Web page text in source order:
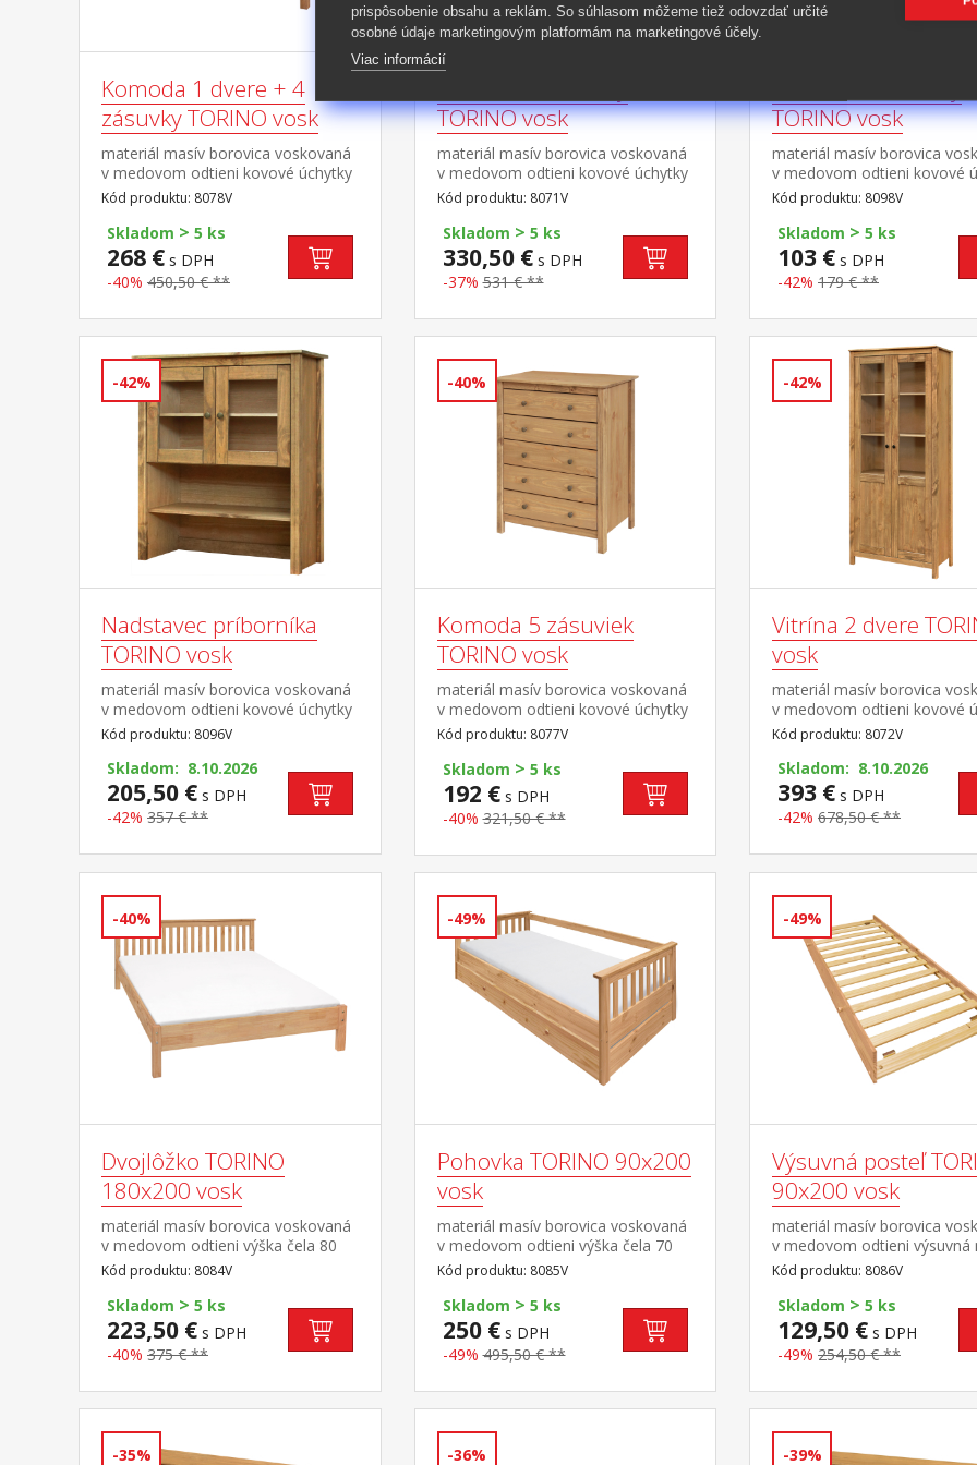
Komoda 1 dvere + 4
zásuvky TORINO vosk
materiál masív borovica voskovaná
v medovom odtieni kovové úchytky
vo farebnom prevedení černená
mosadz 1 dvierka a 4 zásuvky s
kovovými pojazdmi
Kód produktu: 8078V
Skladom > 5 ks
268 € s DPH
-40% 450,50 € **
TORINO vosk
materiál masív borovica voskovaná
v medovom odtieni kovové úchytky
vo farebnom prevedení černená
mosadz tri police, dve zásuvky s
kovovými pojazdmi
Kód produktu: 8071V
Skladom > 5 ks
330,50 €s DPH
-37% 531 € **
TORINO vosk
materiál masív borovica
v medovom odtieni kovové
vo farebnom prevedení
mosadz 4 zásuvky s
pojazdmi
Kód produktu: 8098V
Skladom > 5 ks
103 € s DPH
-42% 179 € **
-42%
Nadstavec príborníka
TORINO vosk
materiál masív borovica voskovaná
v medovom odtieni kovové úchytky
vo farebnom prevedení černená
mosadz 2 presklené dvere, 1
polica nadstavec príborníka 8095V
Kód produktu: 8096V
Skladom: 8.10.2026
205,50 € s DPH
-42% 357 € **
-40%
Komoda 5 zásuviek
TORINO vosk
materiál masív borovica voskovaná
v medovom odtieni kovové úchytky
vo farebnom prevedení černená
mosadz päť zásuviek s kovovými
pojazdmi
Kód produktu: 8077V
Skladom > 5 ks
192 €s DPH
-40% 321,50 € **
-42%
Vitrína 2 dvere
vosk
materiál masív borovica
v medovom odtieni kovové
vo farebnom prevedení
mosadz dvoje čiastočne
dvere, štyri police
Kód produktu: 8072V
Skladom: 8.10.2026
393 € s DPH
-42% 678,50 € **
-40%
Dvojlôžko TORINO
180x200 vosk
materiál masív borovica voskovaná
v medovom odtieni výška čela 80
cm, výška sedu 38 cm, cena bez
roštu a matraca minimálna
odporúčaná výška matraca 15
cm odporúčaný rozmer matraca
180 × 200 cm alebo 2 kusy 90 × 200
cm a rošt R4 alebo 2 kusy
Kód produktu: 8084V
Skladom > 5 ks
223,50 € s DPH
-40% 375 € **
-49%
Pohovka TORINO 90x200
vosk
materiál masív borovica voskovaná
v medovom odtieni výška čela 70
cm, výška sedu 42 cm, cena bez
roštu a matraca minimálna
odporúčaná výška matraca 15
cm odporúčaný rozmer matraca 90
× 200 cm a rošt R1 k pohovke
možno dokúpiť výsuvnú prístelku
Kód produktu: 8085V
Skladom > 5 ks
250 €s DPH
-49% 495,50 € **
-49%
Výsuvná posteľ
90x200 vosk
materiál masív borovica
v medovom odtieni výsuvná
kolieskach, cena bez
matraca maximálna
výška matraca 14 cm
rozmer matraca 90 × 200
cm vhodná ako výsuvná
pohovke TORINO 8085V
Kód produktu: 8086V
Skladom > 5 ks
129,50 € s DPH
-49% 254,50 € **
-35% -36% -39%
prispôsobenie obsahu a reklám. So súhlasom môžeme tiež odovzdať určité
osobné údaje marketingovým platformám na marketingové účely.
Viac informácií